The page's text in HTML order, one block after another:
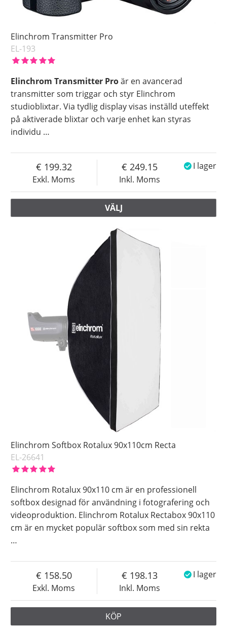
Elinchrom Transmitter Pro
EL-193
Elinchrom Transmitter Proär en avancerad
transmitter som triggar och styr Elinchrom
studioblixtar. Via tydlig display visas inställd uteffekt
på aktiverade blixtar och varje enhet kan styras
individu …
Exkl. Moms
199.32
Inkl. Moms
249.15 I lager
VÄLJ
Elinchrom Softbox Rotalux 90x110cm Recta
EL-26641
Elinchrom Rotalux 90x110 cm är en professionell
softbox designad för användning i fotografering och
videoproduktion. Elinchrom Rotalux Rectabox 90x110
cm är en mycket populär softbox som med sin rekta
…
Exkl. Moms
158.50
Inkl. Moms
198.13 I lager
KÖP